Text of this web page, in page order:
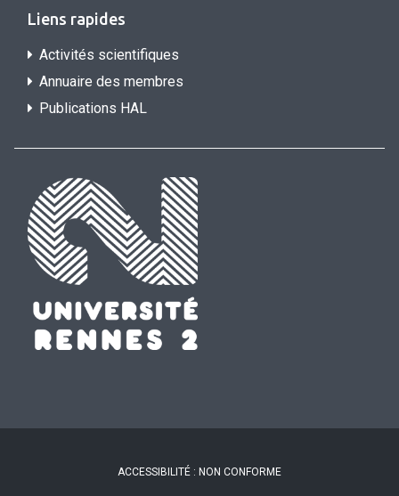
Liens rapides
Activités scientifiques
Annuaire des membres
Publications HAL
ACCESSIBILITÉ : NON CONFORME